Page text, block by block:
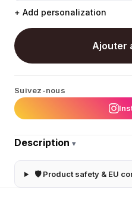
+ Add personalization
Ajouter
Suivez-nous
Description ▾
🛡 Product safety & EU